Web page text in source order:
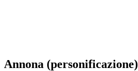
Annona (personificazione)